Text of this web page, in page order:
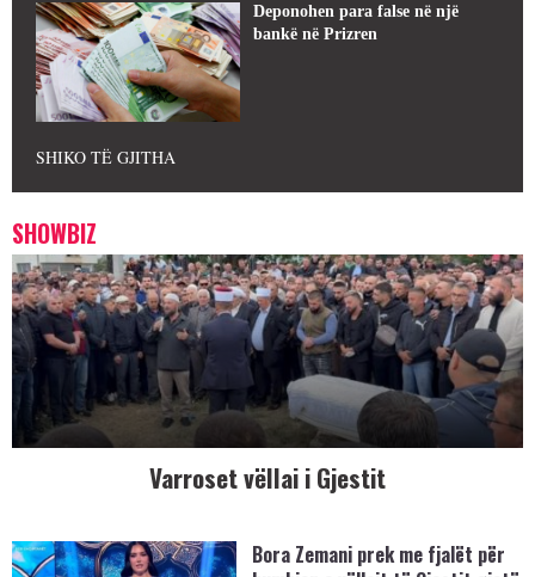
Deponohen para false në një
bankë në Prizren
SHIKO TË GJITHA
SHOWBIZ
Varroset vëllai i Gjestit
Bora Zemani prek me fjalët për